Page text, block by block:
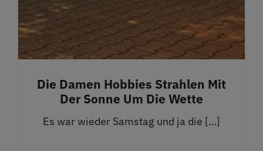
Die Damen Hobbies Strahlen Mit
Der Sonne Um Die Wette
Es war wieder Samstag und ja die […]